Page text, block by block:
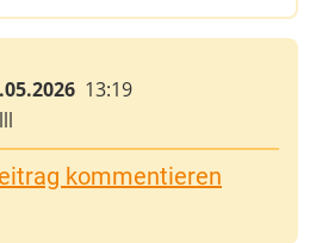
13:19
kommentieren